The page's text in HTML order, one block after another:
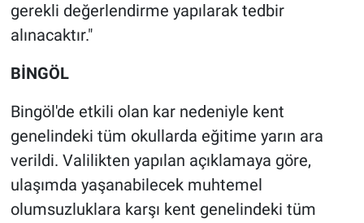
gerekli değerlendirme yapılarak tedbir
alınacaktır."
BİNGÖL
Bingöl'de etkili olan kar nedeniyle kent
genelindeki tüm okullarda eğitime yarın ara
verildi. Valilikten yapılan açıklamaya göre,
ulaşımda yaşanabilecek muhtemel
olumsuzluklara karşı kent genelindeki tüm